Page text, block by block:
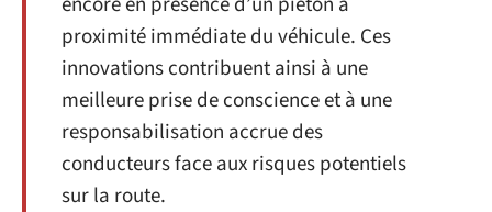
proximité immédiate du véhicule. Ces
innovations contribuent ainsi à une
meilleure prise de conscience et à une
responsabilisation accrue des
conducteurs face aux risques potentiels
sur la route.